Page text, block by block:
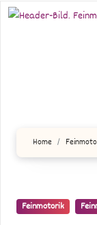
Zum
Home
Feinmotorik